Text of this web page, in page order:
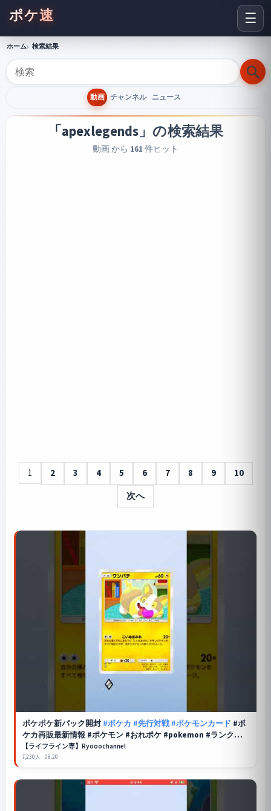
☰
ポケ速
ホーム 検索結果
動画 チャンネル ニュース
「apexlegends」 の検索結果
動画 から 161 件ヒット
1 2 3 4 5 6 7 8 9
10
次へ
ポケポケ新パック開封 #ポケカ #先行対戦 #ポケモンカード #ポ
ケカ再販最新情報 #ポケモン #おれポケ #pokemon #ランクリー
グ #pokemoncards #apexlegends
【ライフライン専】Ryooochannel
7,230人 08:20